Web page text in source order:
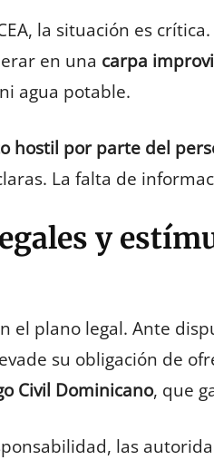
la situación es
en una carpa
agua potable.
hostil por parte del
La falta de
y
el plano legal. Ante
su obligación de
Civil Dominicano, que
las